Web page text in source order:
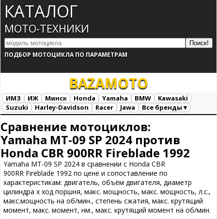
КАТАЛОГ
МОТО-ТЕХНИКИ
ПОДБОР МОТОЦИКЛА ПО ПАРАМЕТРАМ
BAZAMOTO
ИМЗ ИЖ Минск Honda Yamaha BMW
Kawasaki
Suzuki
Harley-Davidson Racer Jawa
Все бренды ▾
Сравнение мотоциклов:
Yamaha MT-09 SP 2024 против
Honda CBR 900RR Fireblade 1992
Yamaha MT-09 SP 2024 в сравнении с Honda CBR
900RR Fireblade 1992 по цене и сопоставление по
характеристикам: двигатель, объём двигателя, диаметр
цилиндра х ход поршня, макс. мощность, макс. мощность, л.с.,
макс.мощность на об/мин., степень сжатия, макс. крутящий
момент, макс. момент, нм., макс. крутящий момент на об/мин.